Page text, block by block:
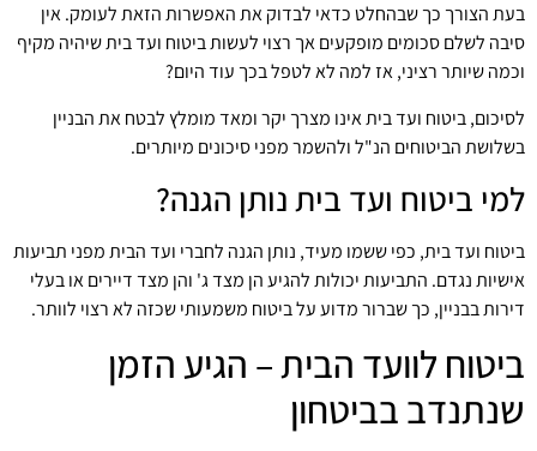
בעת הצורך כך שבהחלט כדאי לבדוק את האפשרות הזאת לעומק. אין
סיבה לשלם סכומים מופקעים אך רצוי לעשות ביטוח ועד בית שיהיה מקיף
וכמה שיותר רציני, אז למה לא לטפל בכך עוד היום?
לסיכום, ביטוח ועד בית אינו מצרך יקר ומאד מומלץ לבטח את הבניין
בשלושת הביטוחים הנ"ל ולהשמר מפני סיכונים מיותרים.
למי ביטוח ועד בית נותן הגנה?
ביטוח ועד בית, כפי ששמו מעיד, נותן הגנה לחברי ועד הבית מפני תביעות
אישיות נגדם. התביעות יכולות להגיע הן מצד ג' והן מצד דיירים או בעלי
דירות בבניין, כך שברור מדוע על ביטוח משמעותי שכזה לא רצוי לוותר.
ביטוח לוועד הבית – הגיע הזמן
שנתנדב בביטחון